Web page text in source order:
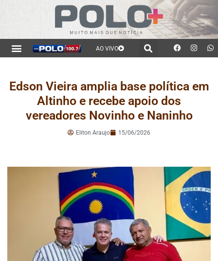
AO VIVO
Edson Vieira amplia base política em
Altinho e recebe apoio dos
vereadores Novinho e Naninho
Eliton Araujo 15/06/2026